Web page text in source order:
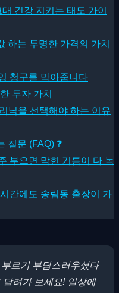
건강 지키는 태도 가이
하는 투명한 가격의 가치
청구를 막아줍니다
투자 가치
닉을 선택해야 하는 이유
질문 (FAQ) ❓
부으면 막힌 기름이 다 녹
간에도 송림동 출장이 가
르기 부담스러우셨다
달려가 보세요! 일상에